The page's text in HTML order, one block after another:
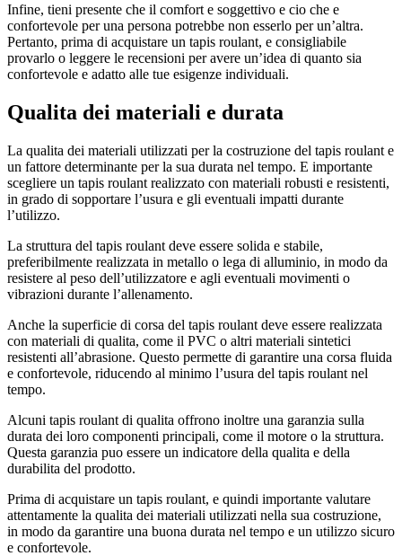
Infine, tieni presente che il comfort e soggettivo e cio che e
confortevole per una persona potrebbe non esserlo per un’altra.
Pertanto, prima di acquistare un tapis roulant, e consigliabile
provarlo o leggere le recensioni per avere un’idea di quanto sia
confortevole e adatto alle tue esigenze individuali.
Qualita dei materiali e durata
La qualita dei materiali utilizzati per la costruzione del tapis roulant e
un fattore determinante per la sua durata nel tempo. E importante
scegliere un tapis roulant realizzato con materiali robusti e resistenti,
in grado di sopportare l’usura e gli eventuali impatti durante
l’utilizzo.
La struttura del tapis roulant deve essere solida e stabile,
preferibilmente realizzata in metallo o lega di alluminio, in modo da
resistere al peso dell’utilizzatore e agli eventuali movimenti o
vibrazioni durante l’allenamento.
Anche la superficie di corsa del tapis roulant deve essere realizzata
con materiali di qualita, come il PVC o altri materiali sintetici
resistenti all’abrasione. Questo permette di garantire una corsa fluida
e confortevole, riducendo al minimo l’usura del tapis roulant nel
tempo.
Alcuni tapis roulant di qualita offrono inoltre una garanzia sulla
durata dei loro componenti principali, come il motore o la struttura.
Questa garanzia puo essere un indicatore della qualita e della
durabilita del prodotto.
Prima di acquistare un tapis roulant, e quindi importante valutare
attentamente la qualita dei materiali utilizzati nella sua costruzione,
in modo da garantire una buona durata nel tempo e un utilizzo sicuro
e confortevole.